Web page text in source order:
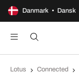
Danmark • Dansk
100 dages åbent køb
Lotus Connected